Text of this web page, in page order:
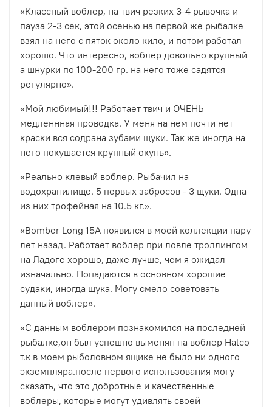
«Классный воблер, на твич резких 3-4 рывочка и
пауза 2-3 сек, этой осенью на первой же рыбалке
взял на него с пяток около кило, и потом работал
хорошо. Что интересно, воблер довольно крупный
а шнурки по 100-200 гр. на него тоже садятся
регулярно».
«Мой любимый!!! Работает твич и ОЧЕНЬ
медленнная проводка. У меня на нем почти нет
краски вся содрана зубами щуки. Так же иногда на
него покушается крупный окунь».
«Реально клевый воблер. Рыбачил на
водохранилище. 5 первых забросов - 3 щуки. Одна
из них трофейная на 10.5 кг.».
«Bomber Long 15A появился в моей коллекции пару
лет назад. Работает воблер при ловле троллингом
на Ладоге хорошо, даже лучше, чем я ожидал
изначально. Попадаются в основном хорошие
судаки, иногда щука. Могу смело советовать
данный воблер».
«С данным воблером познакомился на последней
рыбалке,он был успешно выменян на воблер Halco
т.к в моем рыболовном ящике не было ни одного
экземпляра.после первого использования могу
сказать, что это добротные и качественные
воблеры, которые могут удивлять своей